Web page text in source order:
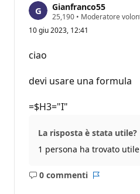
Gianfranco55
25,190 P
n
r
e
z
i
o
• Moderatore
10 giu 2023, 12:41
ciao
devi usare una formula
=$H3="I"
La risposta è stata utile?
1 persona ha trovato
0 commenti
Nessun